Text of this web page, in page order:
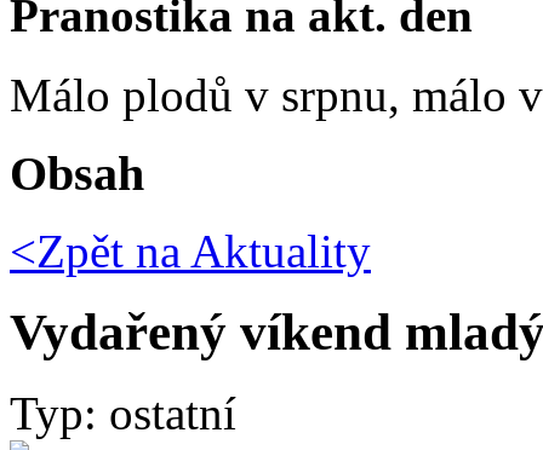
Pranostika na akt. den
Málo plodů v srpnu, málo
Obsah
<Zpět na Aktuality
Vydařený víkend
Typ: ostatní